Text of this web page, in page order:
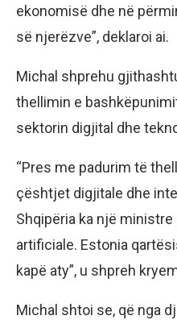
ekonomisë dhe në
së njerëzve”, deklaroi ai.
Michal shprehu
thellimin e
sektorin digjital dhe
“Pres me padurim të
çështjet digjitale dhe
Shqipëria ka një
artificiale. Estonia
kapë aty”, u shpreh
Michal shtoi se, që nga